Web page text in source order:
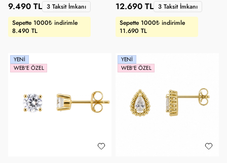
Sepette 1000₺ indirimle
8.490 TL
9.490 TL 3 Taksit İmkanı
Sepette 1000₺ indirimle
11.690 TL
12.690 TL 3 Taksit İmkanı
YENI
WEB'E ÖZEL
YENI
WEB'E ÖZEL